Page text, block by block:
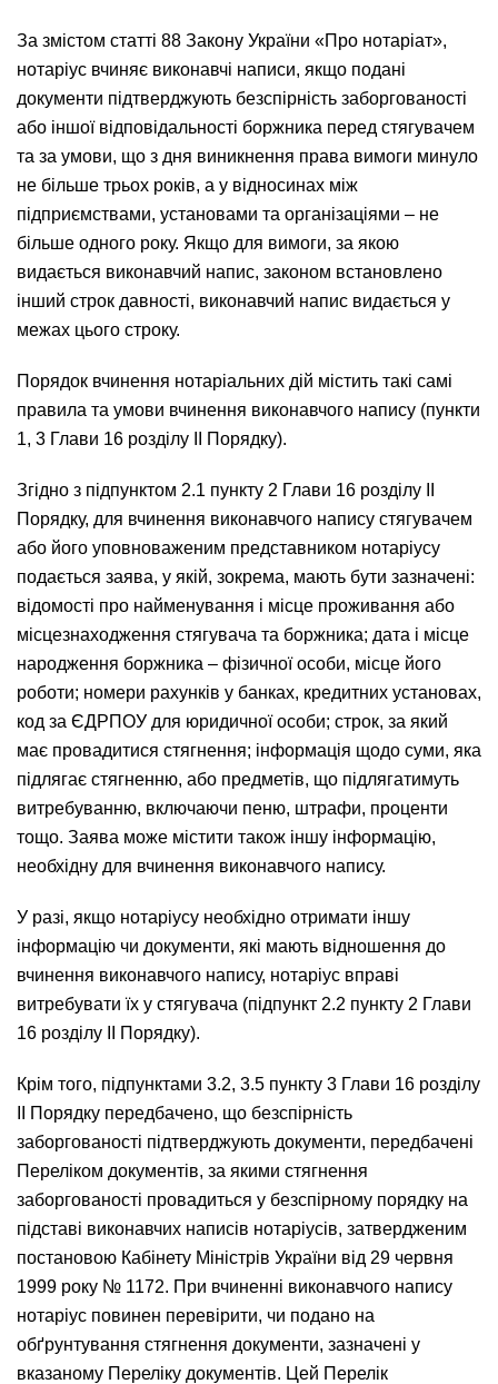
За змістом статті 88 Закону України «Про нотаріат»,
нотаріус вчиняє виконавчі написи, якщо подані
документи підтверджують безспірність заборгованості
або іншої відповідальності боржника перед стягувачем
та за умови, що з дня виникнення права вимоги минуло
не більше трьох років, а у відносинах між
підприємствами, установами та організаціями – не
більше одного року. Якщо для вимоги, за якою
видається виконавчий напис, законом встановлено
інший строк давності, виконавчий напис видається у
межах цього строку.
Порядок вчинення нотаріальних дій містить такі самі
правила та умови вчинення виконавчого напису (пункти
1, 3 Глави 16 розділу ІІ Порядку).
Згідно з підпунктом 2.1 пункту 2 Глави 16 розділу ІІ
Порядку, для вчинення виконавчого напису стягувачем
або його уповноваженим представником нотаріусу
подається заява, у якій, зокрема, мають бути зазначені:
відомості про найменування і місце проживання або
місцезнаходження стягувача та боржника; дата і місце
народження боржника – фізичної особи, місце його
роботи; номери рахунків у банках, кредитних установах,
код за ЄДРПОУ для юридичної особи; строк, за який
має провадитися стягнення; інформація щодо суми, яка
підлягає стягненню, або предметів, що підлягатимуть
витребуванню, включаючи пеню, штрафи, проценти
тощо. Заява може містити також іншу інформацію,
необхідну для вчинення виконавчого напису.
У разі, якщо нотаріусу необхідно отримати іншу
інформацію чи документи, які мають відношення до
вчинення виконавчого напису, нотаріус вправі
витребувати їх у стягувача (підпункт 2.2 пункту 2 Глави
16 розділу ІІ Порядку).
Крім того, підпунктами 3.2, 3.5 пункту 3 Глави 16 розділу
ІІ Порядку передбачено, що безспірність
заборгованості підтверджують документи, передбачені
Переліком документів, за якими стягнення
заборгованості провадиться у безспірному порядку на
підставі виконавчих написів нотаріусів, затвердженим
постановою Кабінету Міністрів України від 29 червня
1999 року № 1172. При вчиненні виконавчого напису
нотаріус повинен перевірити, чи подано на
обґрунтування стягнення документи, зазначені у
вказаному Переліку документів. Цей Перелік